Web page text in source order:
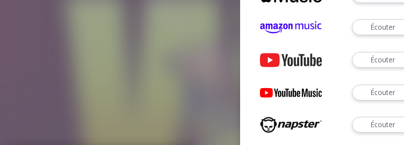
Écouter
Écouter
Écouter
Écouter